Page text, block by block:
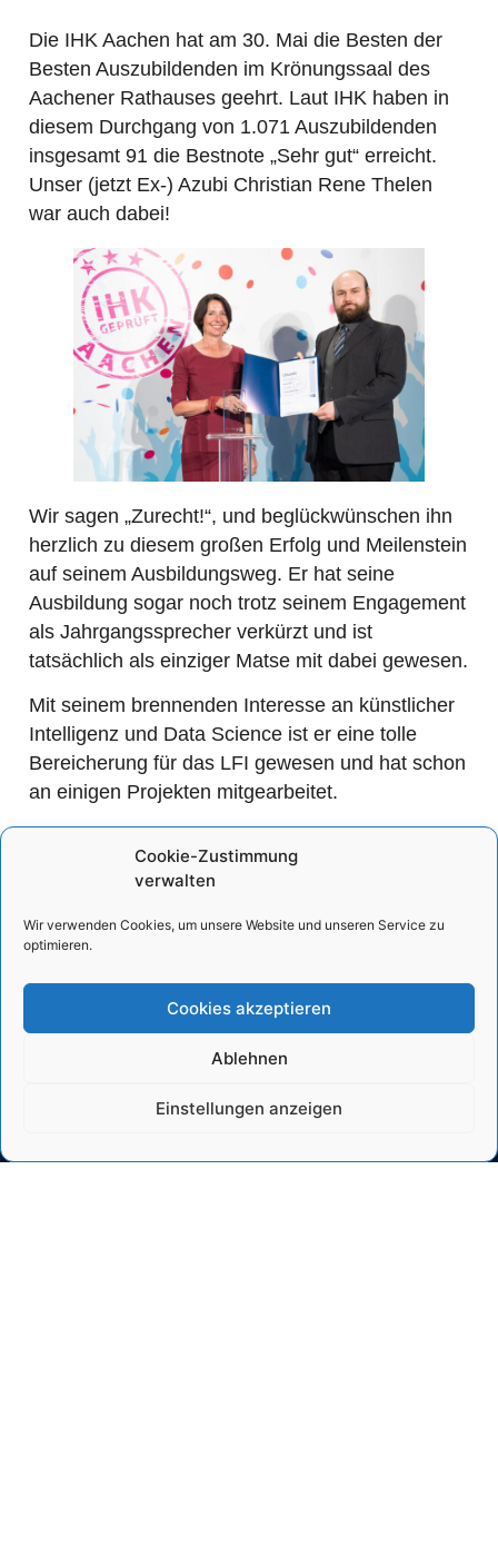
Cookie-Zustimmung
verwalten
Wir verwenden Cookies, um unsere Website und unseren Service zu
optimieren.
Cookies akzeptieren
Ablehnen
Einstellungen anzeigen
Die IHK Aachen hat am 30. Mai die Besten der
Besten Auszubildenden im Krönungssaal des
Aachener Rathauses geehrt. Laut IHK haben in
diesem Durchgang von 1.071 Auszubildenden
insgesamt 91 die Bestnote „Sehr gut“ erreicht.
Unser (jetzt Ex-) Azubi Christian Rene Thelen
war auch dabei!
Wir sagen „Zurecht!“, und beglückwünschen ihn
herzlich zu diesem großen Erfolg und Meilenstein
auf seinem Ausbildungsweg. Er hat seine
Ausbildung sogar noch trotz seinem Engagement
als Jahrgangssprecher verkürzt und ist
tatsächlich als einziger Matse mit dabei gewesen.
Mit seinem brennenden Interesse an künstlicher
Intelligenz und Data Science ist er eine tolle
Bereicherung für das LFI gewesen und hat schon
an einigen Projekten mitgearbeitet.
dass Christian noch eine Weile Teil unseres
Teams bleibt und sein Studium fortsetzt! Wir
sagen danke für die bisherige Zusammenarbeit
und wünschen dir, lieber Christian, weiterhin
Frohes Schaffen! 😊